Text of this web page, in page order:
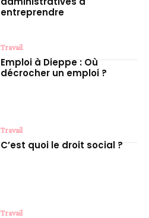
entreprendre
Travail
Emploi à Dieppe : Où
décrocher un emploi ?
Travail
C’est quoi le droit social ?
Travail